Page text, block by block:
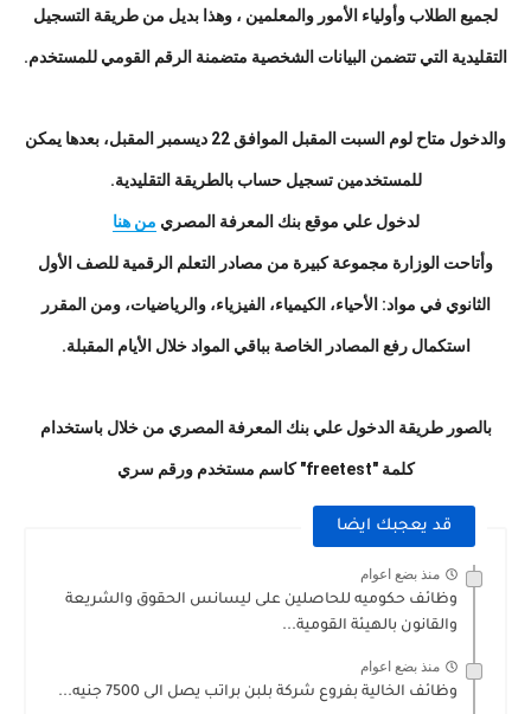
لجميع الطلاب وأولياء الأمور والمعلمين ، وهذا بديل من طريقة التسجيل
التقليدية التي تتضمن البيانات الشخصية متضمنة الرقم القومي للمستخدم.
والدخول متاح لوم السبت المقبل الموافق 22 ديسمبر المقبل، بعدها يمكن
للمستخدمين تسجيل حساب بالطريقة التقليدية.
لدخول علي موقع بنك المعرفة المصري من هنا
وأتاحت الوزارة مجموعة كبيرة من مصادر التعلم الرقمية للصف الأول
الثانوي في مواد: الأحياء، الكيمياء، الفيزياء، والرياضيات، ومن المقرر
استكمال رفع المصادر الخاصة بباقي المواد خلال الأيام المقبلة.
بالصور طريقة الدخول علي بنك المعرفة المصري من خلال باستخدام
كلمة "freetest" كاسم مستخدم ورقم سري
قد يعجبك ايضا
منذ بضع اعوام
وظائف حكوميه للحاصلين على ليسانس الحقوق والشريعة
والقانون بالهيئة القومية...
منذ بضع اعوام
وظائف الخالية بفروع شركة بلبن براتب يصل الى 7500 جنيه...